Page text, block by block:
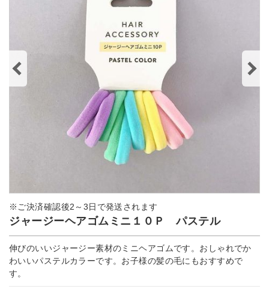
※ご決済確認後2～3日で発送されます
ジャージーヘアゴムミニ１０Ｐ パステル
伸びのいいジャージー素材のミニヘアゴムです。おしゃれでか
わいいパステルカラーです。お子様の髪の毛にもおすすめで
す。